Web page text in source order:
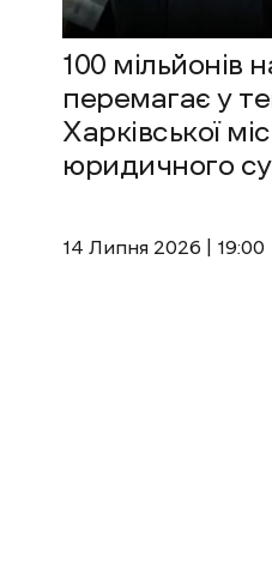
100 мільйонів
перемагає у
Харківської
юридичного
14 Липня 2026 | 19:00